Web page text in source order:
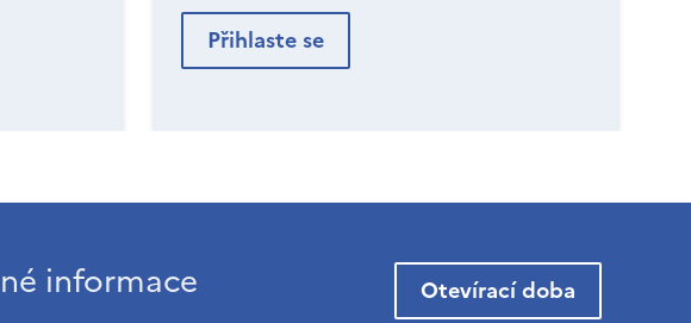
informace Otevírací doba